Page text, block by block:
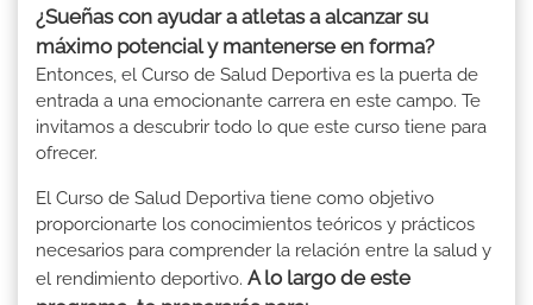
¿Sueñas con ayudar a atletas a alcanzar su
máximo potencial y mantenerse en forma?
Entonces, el Curso de Salud Deportiva es la puerta de
entrada a una emocionante carrera en este campo. Te
invitamos a descubrir todo lo que este curso tiene para
ofrecer.
El Curso de Salud Deportiva tiene como objetivo
proporcionarte los conocimientos teóricos y prácticos
necesarios para comprender la relación entre la salud y
el rendimiento deportivo. A lo largo de este